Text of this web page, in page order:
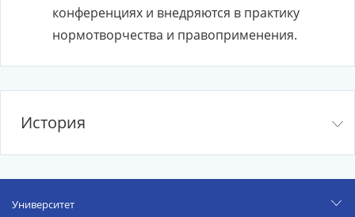
конференциях и внедряются в практику
нормотворчества и правоприменения.
История
Университет